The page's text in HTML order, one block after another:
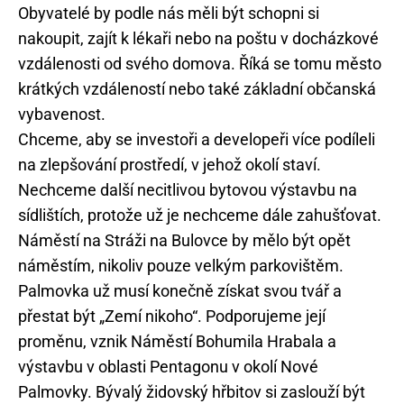
Obyvatelé by podle nás měli být schopni si
nakoupit, zajít k lékaři nebo na poštu v docházkové
vzdálenosti od svého domova. Říká se tomu město
krátkých vzdáleností nebo také základní občanská
vybavenost.
Chceme, aby se investoři a developeři více podíleli
na zlepšování prostředí, v jehož okolí staví.
Nechceme další necitlivou bytovou výstavbu na
sídlištích, protože už je nechceme dále zahušťovat.
Náměstí na Stráži na Bulovce by mělo být opět
náměstím, nikoliv pouze velkým parkovištěm.
Palmovka už musí konečně získat svou tvář a
přestat být „Zemí nikoho“. Podporujeme její
proměnu, vznik Náměstí Bohumila Hrabala a
výstavbu v oblasti Pentagonu v okolí Nové
Palmovky. Bývalý židovský hřbitov si zaslouží být